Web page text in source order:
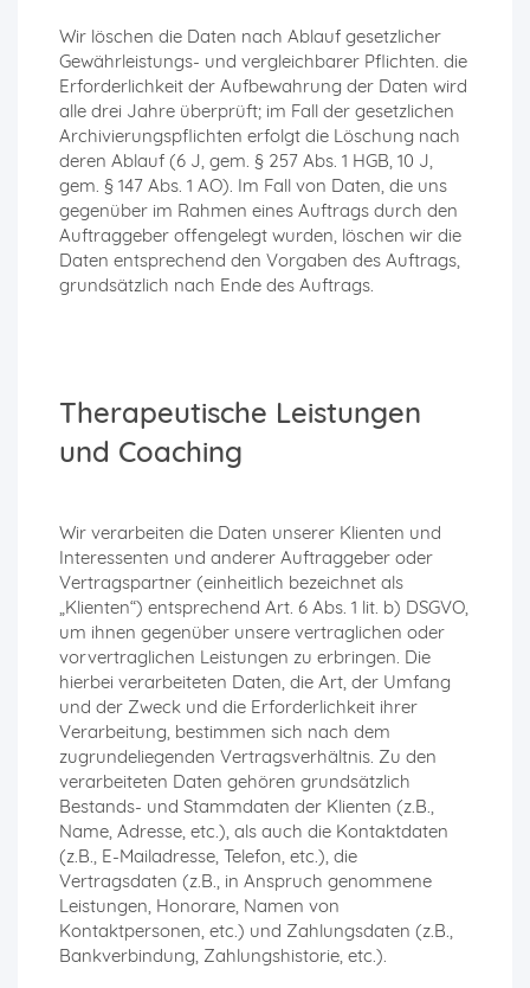
Wir löschen die Daten nach Ablauf gesetzlicher
Gewährleistungs- und vergleichbarer Pflichten. die
Erforderlichkeit der Aufbewahrung der Daten wird
alle drei Jahre überprüft; im Fall der gesetzlichen
Archivierungspflichten erfolgt die Löschung nach
deren Ablauf (6 J, gem. § 257 Abs. 1 HGB, 10 J,
gem. § 147 Abs. 1 AO). Im Fall von Daten, die uns
gegenüber im Rahmen eines Auftrags durch den
Auftraggeber offengelegt wurden, löschen wir die
Daten entsprechend den Vorgaben des Auftrags,
grundsätzlich nach Ende des Auftrags.
Therapeutische Leistungen
und Coaching
Wir verarbeiten die Daten unserer Klienten und
Interessenten und anderer Auftraggeber oder
Vertragspartner (einheitlich bezeichnet als
„Klienten“) entsprechend Art. 6 Abs. 1 lit. b) DSGVO,
um ihnen gegenüber unsere vertraglichen oder
vorvertraglichen Leistungen zu erbringen. Die
hierbei verarbeiteten Daten, die Art, der Umfang
und der Zweck und die Erforderlichkeit ihrer
Verarbeitung, bestimmen sich nach dem
zugrundeliegenden Vertragsverhältnis. Zu den
verarbeiteten Daten gehören grundsätzlich
Bestands- und Stammdaten der Klienten (z.B.,
Name, Adresse, etc.), als auch die Kontaktdaten
(z.B., E-Mailadresse, Telefon, etc.), die
Vertragsdaten (z.B., in Anspruch genommene
Leistungen, Honorare, Namen von
Kontaktpersonen, etc.) und Zahlungsdaten (z.B.,
Bankverbindung, Zahlungshistorie, etc.).